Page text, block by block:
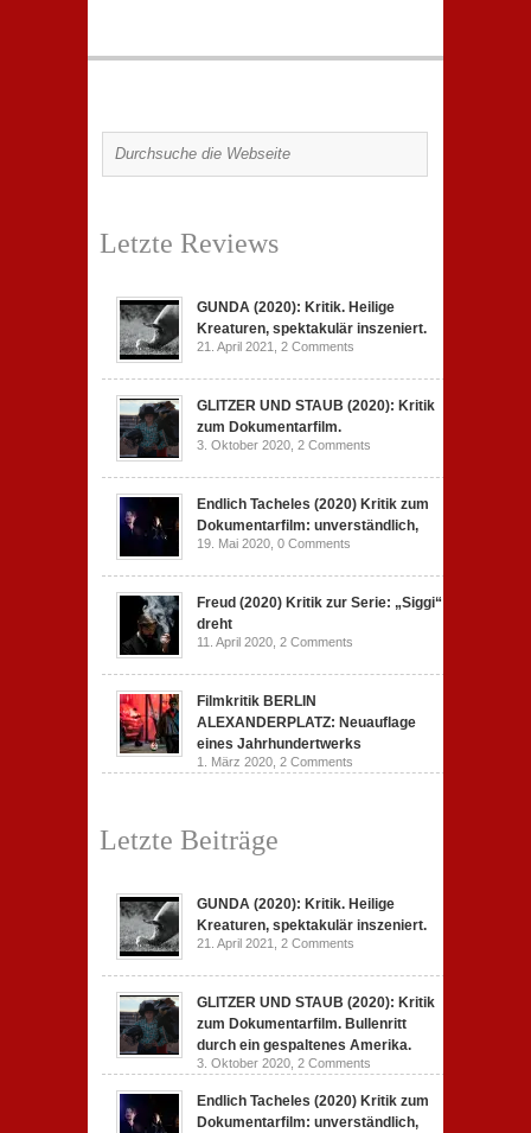
Letzte Reviews
GUNDA (2020): Kritik. Heilige
Kreaturen, spektakulär inszeniert.
21. April 2021, 2 Comments
GLITZER UND STAUB (2020): Kritik
zum Dokumentarfilm.
3. Oktober 2020, 2 Comments
Endlich Tacheles (2020) Kritik zum
Dokumentarfilm: unverständlich,
19. Mai 2020, 0 Comments
Freud (2020) Kritik zur Serie: „Siggi“
dreht
11. April 2020, 2 Comments
Filmkritik BERLIN
ALEXANDERPLATZ: Neuauflage
eines Jahrhundertwerks
1. März 2020, 2 Comments
Letzte Beiträge
GUNDA (2020): Kritik. Heilige
Kreaturen, spektakulär inszeniert.
21. April 2021, 2 Comments
GLITZER UND STAUB (2020): Kritik
zum Dokumentarfilm. Bullenritt
durch ein gespaltenes Amerika.
3. Oktober 2020, 2 Comments
Endlich Tacheles (2020) Kritik zum
Dokumentarfilm: unverständlich,